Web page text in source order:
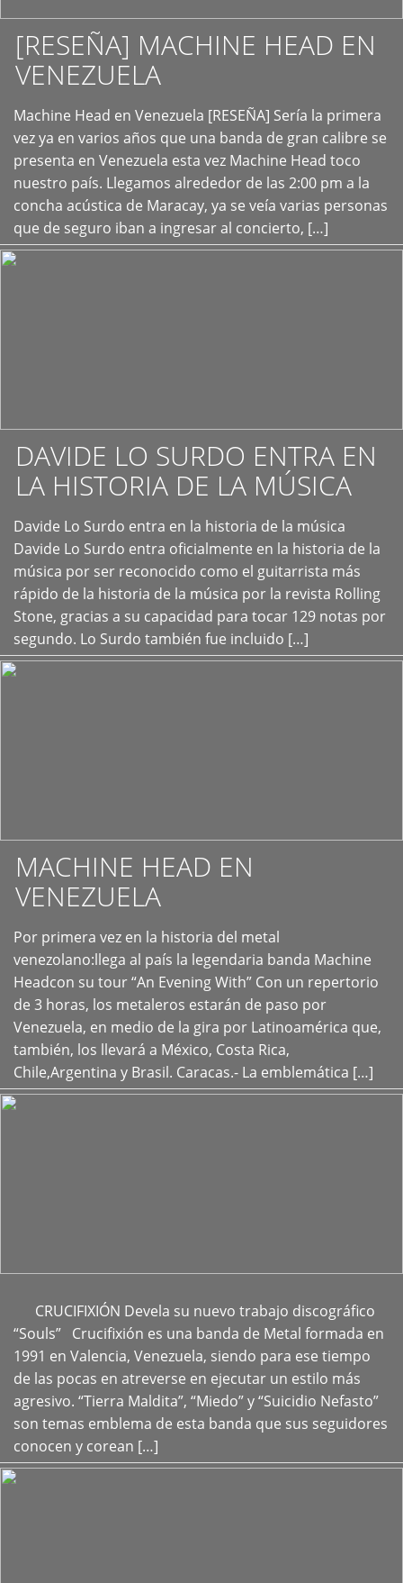
[RESEÑA] MACHINE HEAD EN
VENEZUELA
Machine Head en Venezuela [RESEÑA] Sería la primera
vez ya en varios años que una banda de gran calibre se
presenta en Venezuela esta vez Machine Head toco
nuestro país. Llegamos alrededor de las 2:00 pm a la
concha acústica de Maracay, ya se veía varias personas
que de seguro iban a ingresar al concierto, […]
+
DAVIDE LO SURDO ENTRA EN
LA HISTORIA DE LA MÚSICA
Davide Lo Surdo entra en la historia de la música
Davide Lo Surdo entra oficialmente en la historia de la
música por ser reconocido como el guitarrista más
rápido de la historia de la música por la revista Rolling
Stone, gracias a su capacidad para tocar 129 notas por
segundo. Lo Surdo también fue incluido […]
+
MACHINE HEAD EN
VENEZUELA
Por primera vez en la historia del metal
venezolano:llega al país la legendaria banda Machine
Headcon su tour “An Evening With” Con un repertorio
de 3 horas, los metaleros estarán de paso por
Venezuela, en medio de la gira por Latinoamérica que,
también, los llevará a México, Costa Rica,
Chile,Argentina y Brasil. Caracas.- La emblemática […]
+
CRUCIFIXIÓN Devela su nuevo trabajo discográfico
“Souls” Crucifixión es una banda de Metal formada en
1991 en Valencia, Venezuela, siendo para ese tiempo
de las pocas en atreverse en ejecutar un estilo más
agresivo. “Tierra Maldita”, “Miedo” y “Suicidio Nefasto”
son temas emblema de esta banda que sus seguidores
conocen y corean […]
+